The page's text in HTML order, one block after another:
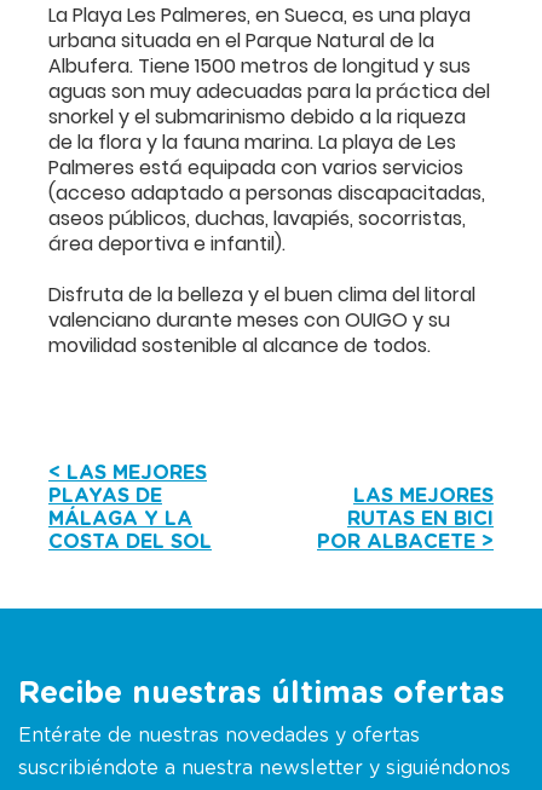
La Playa Les Palmeres, en Sueca, es una playa
urbana situada en el Parque Natural de la
Albufera. Tiene 1500 metros de longitud y sus
aguas son muy adecuadas para la práctica del
snorkel y el submarinismo debido a la riqueza
de la flora y la fauna marina. La playa de Les
Palmeres está equipada con varios servicios
(acceso adaptado a personas discapacitadas,
aseos públicos, duchas, lavapiés, socorristas,
área deportiva e infantil).
Disfruta de la belleza y el buen clima del litoral
valenciano durante meses con OUIGO y su
movilidad sostenible al alcance de todos.
< LAS MEJORES
PLAYAS DE
MÁLAGA Y LA
COSTA DEL SOL
LAS MEJORES
RUTAS EN BICI
POR ALBACETE >
Recibe nuestras últimas ofertas
Entérate de nuestras novedades y ofertas
suscribiéndote a nuestra newsletter y siguiéndonos